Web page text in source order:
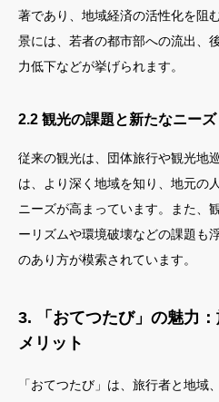
著であり、地域経済の活性化を阻
景には、若者の都市部への流出、
力低下などが挙げられます。
2.2 観光の課題と新たなニー
従来の観光は、団体旅行や観光地
は、より深く地域を知り、地元の
ニーズが高まっています。また、
ーリズムや環境破壊などの課題も
のあり方が模索されています。
3. 「おてつたび」の魅力
メリット
「おてつたび」は、旅行者と地域